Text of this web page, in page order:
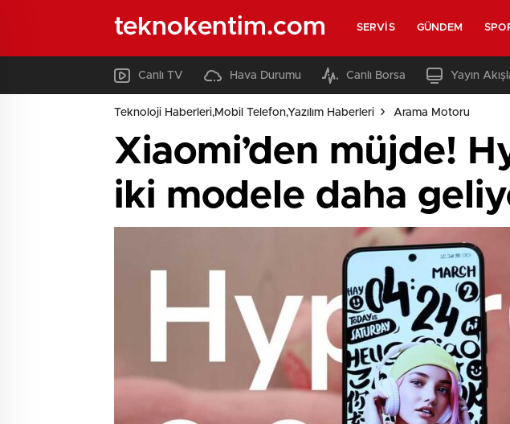
teknokentim.com SERVIS GÜNDEM
Canlı TV Hava Durumu Canlı Borsa Yayın
Teknoloji Haberleri,Mobil Telefon,Yazılım Haberleri Arama Motoru
Xiaomi’den müjde!
iki modele daha